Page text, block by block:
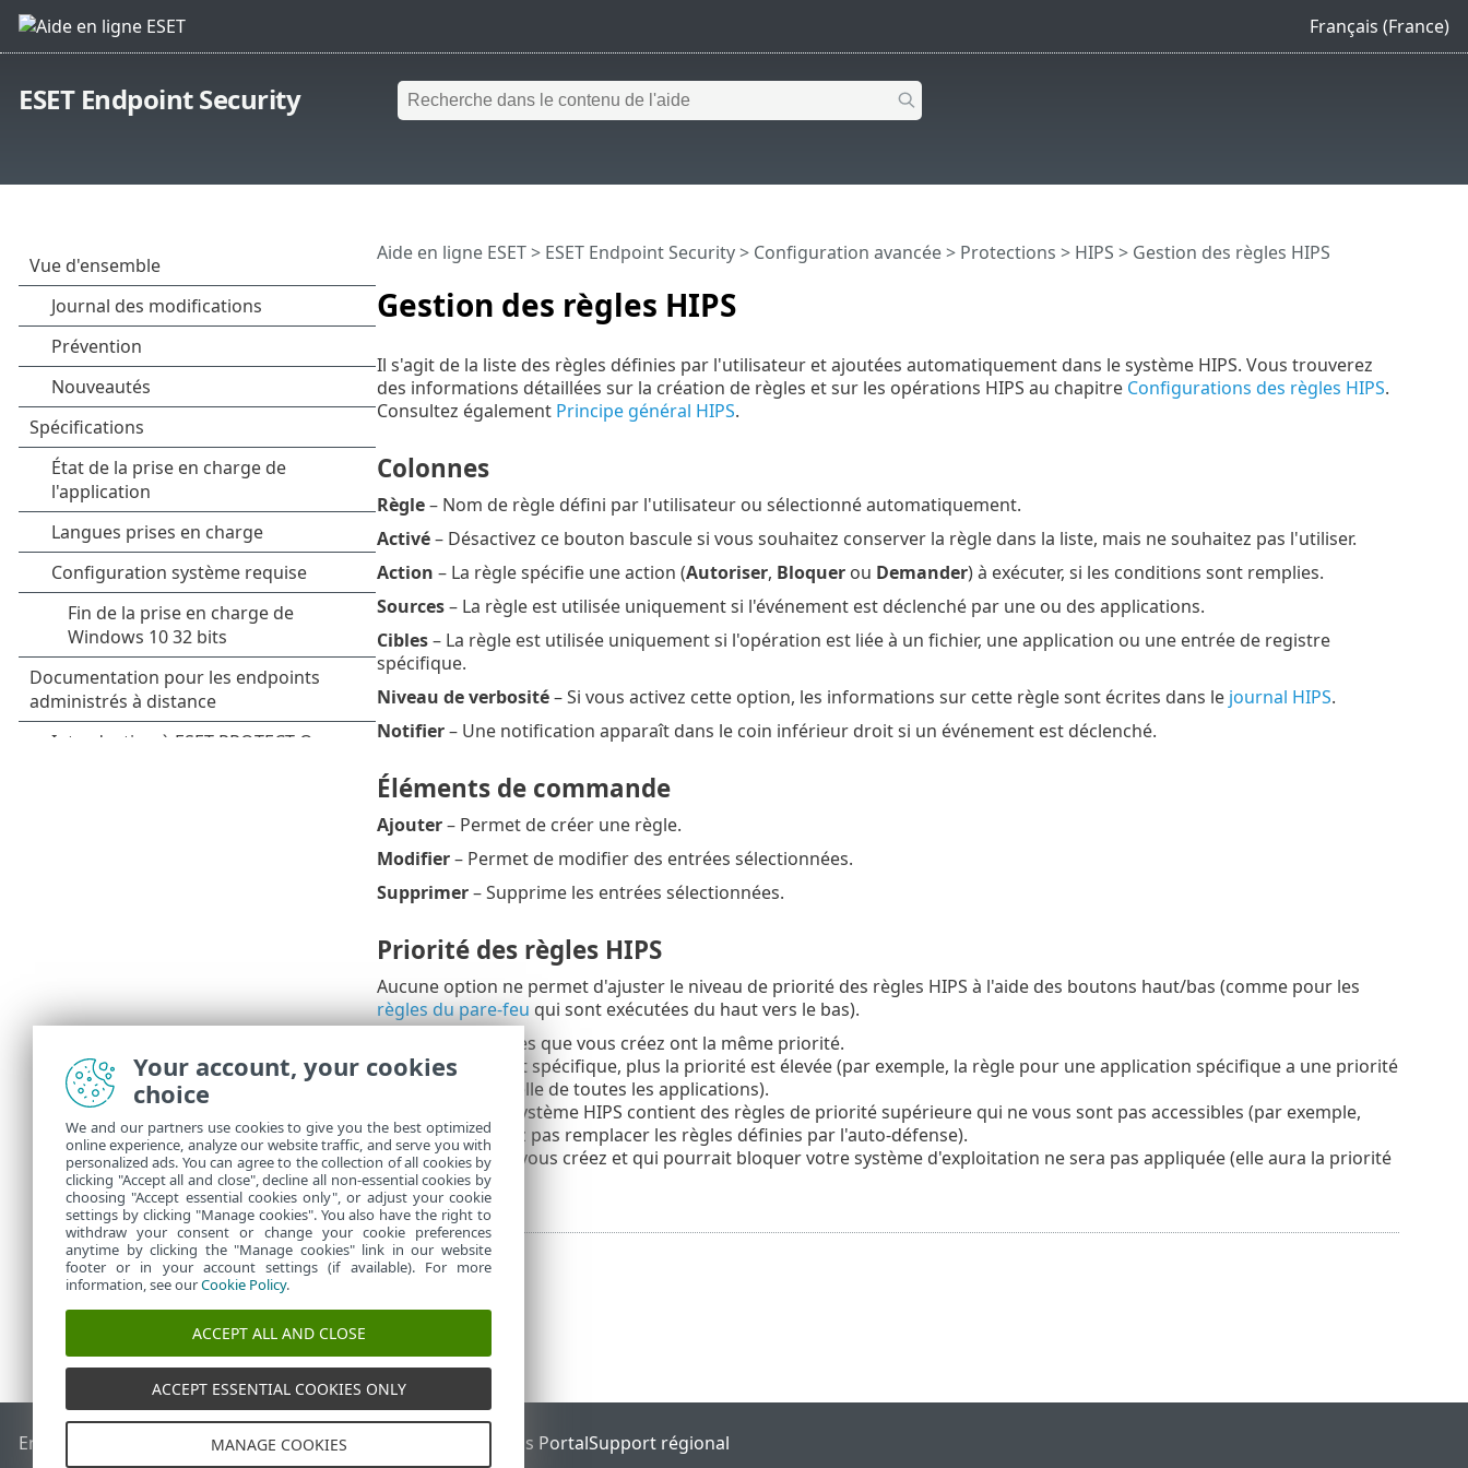
Français (France)
ESET Endpoint Security
Gestion des règles HIPS
Aide en ligne ESET> ESET Endpoint Security> Configuration avancée> Protections > HIPS > Gestion des règles HIPS
Il s'agit de la liste des règles définies par l'utilisateur et ajoutées automatiquement dans le système HIPS. Vous trouverez
des informations détaillées sur la création de règles et sur les opérations HIPS au chapitre Configurations des règles HIPS.
Consultez également Principe général HIPS.
Colonnes
Règle– Nom de règle défini par l'utilisateur ou sélectionné automatiquement.
Activé– Désactivez ce bouton bascule si vous souhaitez conserver la règle dans la liste, mais ne souhaitez pas l'utiliser.
Action – La règle spécifie une action (Autoriser, Bloquerou Demander) à exécuter, si les conditions sont remplies.
Sources– La règle est utilisée uniquement si l'événement est déclenché par une ou des applications.
Cibles– La règle est utilisée uniquement si l'opération est liée à un fichier, une application ou une entrée de registre
spécifique.
Niveau de verbosité– Si vous activez cette option, les informations sur cette règle sont écrites dans le journal HIPS.
Notifier– Une notification apparaît dans le coin inférieur droit si un événement est déclenché.
Éléments de commande
Ajouter– Permet de créer une règle.
Modifier– Permet de modifier des entrées sélectionnées.
Supprimer– Supprime les entrées sélectionnées.
Priorité des règles HIPS
Aucune option ne permet d'ajuster le niveau de priorité des règles HIPS à l'aide des boutons haut/bas (comme pour les
règles du pare-feu qui sont exécutées du haut vers le bas).
Toutes les règles que vous créez ont la même priorité.
Plus la règle est spécifique, plus la priorité est élevée (par exemple, la règle pour une application spécifique a une priorité
supérieure à celle de toutes les applications).
En interne, le système HIPS contient des règles de priorité supérieure qui ne vous sont pas accessibles (par exemple,
vous ne pouvez pas remplacer les règles définies par l'auto-défense).
Une règle que vous créez et qui pourrait bloquer votre système d'exploitation ne sera pas appliquée (elle aura la priorité
la plus basse).
End of Life Base de connaissances ESETForum ESET ESET Status PortalSupport régional
Your account, your cookies
choice
We and our partners use cookies to give you the best optimized
online experience, analyze our website traffic, and serve you with
personalized ads. You can agree to the collection of all cookies by
clicking "Accept all and close", decline all non-essential cookies by
choosing "Accept essential cookies only", or adjust your cookie
settings by clicking "Manage cookies". You also have the right to
withdraw your consent or change your cookie preferences
anytime by clicking the "Manage cookies" link in our website
footer or in your account settings (if available). For more
information, see ourCookie Policy.
ACCEPT ALL AND CLOSE
ACCEPT ESSENTIAL COOKIES ONLY
MANAGE COOKIES